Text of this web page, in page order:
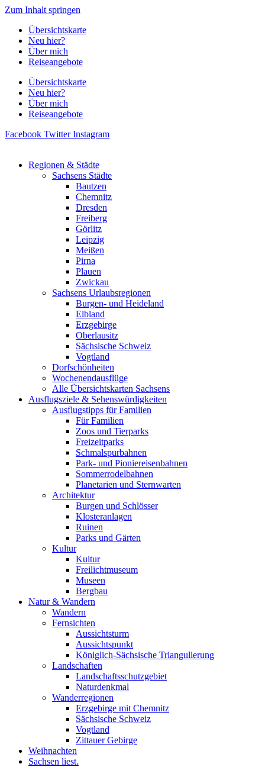
Zum Inhalt springen
Übersichtskarte
Neu hier?
Über mich
Reiseangebote
Übersichtskarte
Neu hier?
Über mich
Reiseangebote
Facebook Twitter Instagram
Regionen & Städte
Sachsens Städte
Bautzen
Chemnitz
Dresden
Freiberg
Görlitz
Leipzig
Meißen
Pirna
Plauen
Zwickau
Sachsens Urlaubsregionen
Burgen- und Heideland
Elbland
Erzgebirge
Oberlausitz
Sächsische Schweiz
Vogtland
Dorfschönheiten
Wochenendausflüge
Alle Übersichtskarten Sachsens
Ausflugsziele & Sehenswürdigkeiten
Ausflugstipps für Familien
Für Familien
Zoos und Tierparks
Freizeitparks
Schmalspurbahnen
Park- und Pioniereisenbahnen
Sommerrodelbahnen
Planetarien und Sternwarten
Architektur
Burgen und Schlösser
Klosteranlagen
Ruinen
Parks und Gärten
Kultur
Kultur
Freilichtmuseum
Museen
Bergbau
Natur & Wandern
Wandern
Fernsichten
Aussichtsturm
Aussichtspunkt
Königlich-Sächsische Triangulierung
Landschaften
Landschaftsschutzgebiet
Naturdenkmal
Wanderregionen
Erzgebirge mit Chemnitz
Sächsische Schweiz
Vogtland
Zittauer Gebirge
Weihnachten
Sachsen liest.